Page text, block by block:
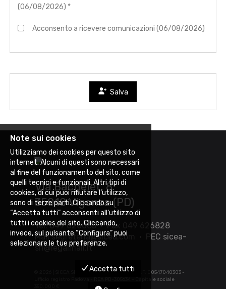
(06/08/2026) *
Acconsento a ricevere comunicazioni (06/08/2026)
Salva
Via Bachelet, 8
35010 Vigonza (PD)
Tel. 049 626085 • Fax 049 626828
Mailsegreteria@sicea.com • PEC sicea-
srl@legalmail.it
2026 | SICEA SRL - P.IVA 03452880283 - C.F. 00547040303 -
Ufficio registro Padova - REA PD-305634 - Capitale sociale
Note sui cookies
Utilizziamo dei cookies per questo sito
internet. Alcuni di questi sono necessari
al fine del funzionamento del sito, come
quelli tecnici e funzionali. Altri tipi di
cookies, di cui puoi rifiutare l’utilizzo,
sono di terze parti. Cliccando su
“Accetta tutti” acconsenti all’utilizzo di
tutti i cookies del sito. Cliccando,
invece, sul pulsante “Configura” puoi
selezionare le tue preferenze.
Accetta tutti